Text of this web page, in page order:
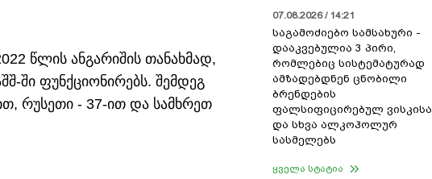
წლის ანგარიშის თანახმად,
ში ფუნქციონირებს. შემდეგ
რუსეთი - 37-ით და სამხრეთ
07.08.2026 / 14:21
საგამოძიებო სამსახური -
დააკვებულია 3 პირი,
რომლებიც სისტემატურად
ამზადებდნენ ცნობილი
ბრენდების
ფალსიფიცირებულ ვისკისა
და სხვა ალკოჰოლურ
სასმელებს
ყველა სტატია